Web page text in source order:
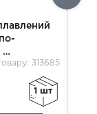
90 г313685
1 шт